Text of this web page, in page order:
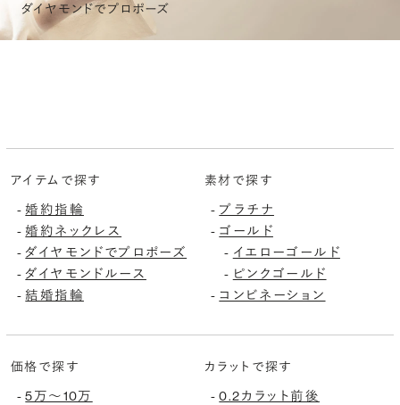
ダイヤモンドでプロポーズ
アイテムで探す
-婚約指輪
-婚約ネックレス
-ダイヤモンドでプロポーズ
-ダイヤモンドルース
-結婚指輪
素材で探す
- プラチナ
- ゴールド
- イエローゴールド
- ピンクゴールド
- コンビネーション
価格で探す
-5万〜10万
カラットで探す
-0.2カラット前後